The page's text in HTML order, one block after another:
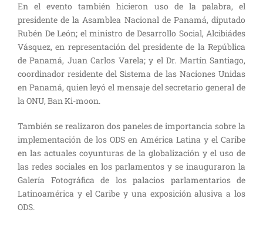
En el evento también hicieron uso de la palabra, el
presidente de la Asamblea Nacional de Panamá, diputado
Rubén De León; el ministro de Desarrollo Social, Alcibiádes
Vásquez, en representación del presidente de la República
de Panamá, Juan Carlos Varela; y el Dr. Martín Santiago,
coordinador residente del Sistema de las Naciones Unidas
en Panamá, quien leyó el mensaje del secretario general de
la ONU, Ban Ki-moon.
También se realizaron dos paneles de importancia sobre la
implementación de los ODS en América Latina y el Caribe
en las actuales coyunturas de la globalización y el uso de
las redes sociales en los parlamentos y se inauguraron la
Galería Fotográfica de los palacios parlamentarios de
Latinoamérica y el Caribe y una exposición alusiva a los
ODS.